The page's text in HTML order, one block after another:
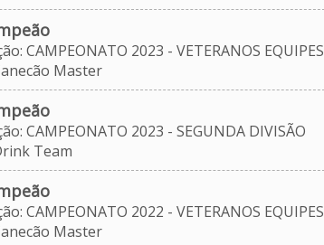
CAMPEONATO 2023 - VETERANOS EQUIPES
Master
CAMPEONATO 2023 - SEGUNDA DIVISÃO
Team
CAMPEONATO 2022 - VETERANOS EQUIPES
Master